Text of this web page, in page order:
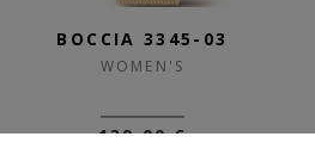
BOCCIA 3345-03
WOMEN'S
139,00 €